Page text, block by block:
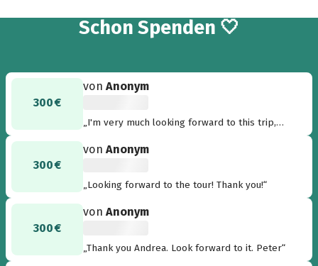
Schon 9
Spenden 🤍
300 €
vonAnonym
„I'm very much looking forward to this trip,
-Sharon D., USA“
300 €
vonAnonym
„Looking forward to the tour! Thank you!“
300 €
vonAnonym
„Thank you Andrea. Look forward to it. Peter“